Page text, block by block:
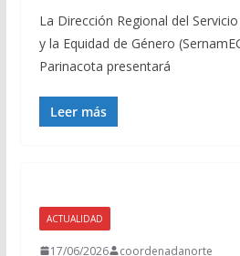
La Dirección Regional del
y la Equidad de Género
Parinacota presentará
Leer más
ACTUALIDAD
17/06/2026 coordenadanorte